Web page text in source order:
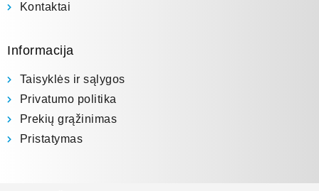
Kontaktai
Informacija
Taisyklės ir sąlygos
Privatumo politika
Prekių grąžinimas
Pristatymas